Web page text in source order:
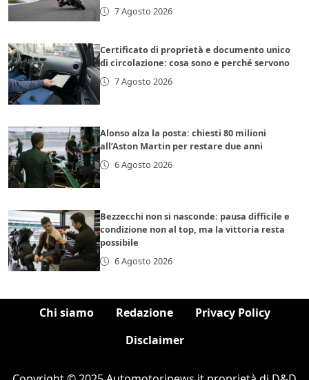
7 Agosto 2026
Certificato di proprietà e documento unico
di circolazione: cosa sono e perché servono
7 Agosto 2026
Alonso alza la posta: chiesti 80 milioni
all’Aston Martin per restare due anni
6 Agosto 2026
Bezzecchi non si nasconde: pausa difficile e
condizione non al top, ma la vittoria resta
possibile
6 Agosto 2026
Chi siamo Redazione
Privacy Policy
Disclaimer